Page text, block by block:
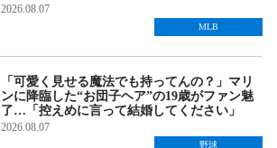
2026.08.07
MLB
「可愛く見せる魔法でも持ってんの？」マリ
ンに降臨した“お団子ヘア”の19歳がファン魅
了…「控えめに言って結婚してください」
2026.08.07
野球